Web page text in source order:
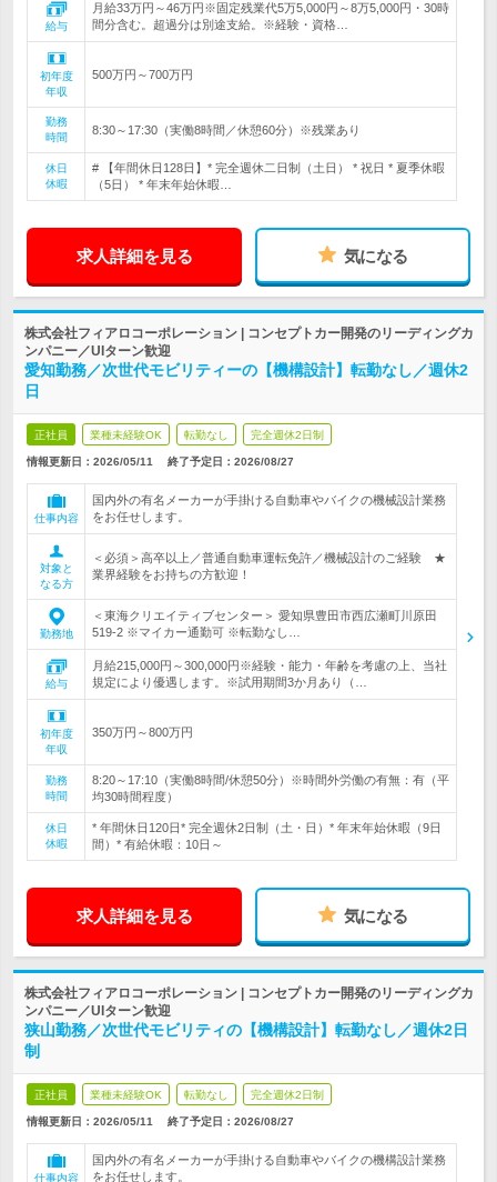
給与
月給33万円～46万円※固定残業代5万5,000円～8万5,000円・30時
間分含む。超過分は別途支給。※経験・資格…
初年度
年収
500万円～700万円
勤務
時間
8:30～17:30（実働8時間／休憩60分）※残業あり
休日
休暇
# 【年間休日128日】* 完全週休二日制（土日） * 祝日 * 夏季休暇
（5日） * 年末年始休暇…
求人詳細を見る 気になる
株式会社フィアロコーポレーション | コンセプトカー開発のリーディングカ
ンパニー／UIターン歓迎
愛知勤務／次世代モビリティーの【機構設計】転勤なし／週休2
日
正社員 業種未経験OK 転勤なし 完全週休2日制
情報更新日：2026/05/11 終了予定日： 2026/08/27
仕事内容
国内外の有名メーカーが手掛ける自動車やバイクの機械設計業務
をお任せします。
対象と
なる方
＜必須＞高卒以上／普通自動車運転免許／機械設計のご経験 ★
業界経験をお持ちの方歓迎！
勤務地
＜東海クリエイティブセンター＞ 愛知県豊田市西広瀬町川原田
519-2 ※マイカー通勤可 ※転勤なし…
給与
月給215,000円～300,000円※経験・能力・年齢を考慮の上、当社
規定により優遇します。※試用期間3か月あり（…
初年度
年収
350万円～800万円
勤務
時間
8:20～17:10（実働8時間/休憩50分）※時間外労働の有無：有（平
均30時間程度）
休日
休暇
* 年間休日120日* 完全週休2日制（土・日）* 年末年始休暇（9日
間）* 有給休暇：10日～
求人詳細を見る 気になる
株式会社フィアロコーポレーション | コンセプトカー開発のリーディングカ
ンパニー／UIターン歓迎
狭山勤務／次世代モビリティの【機構設計】転勤なし／週休2日
制
正社員 業種未経験OK 転勤なし 完全週休2日制
情報更新日：2026/05/11 終了予定日： 2026/08/27
仕事内容
国内外の有名メーカーが手掛ける自動車やバイクの機構設計業務
をお任せします。